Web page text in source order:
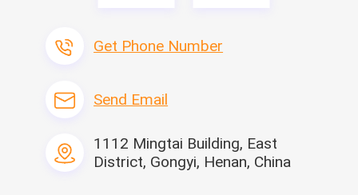
Get Phone Number
Send Email
1112 Mingtai Building, East
District, Gongyi, Henan, China